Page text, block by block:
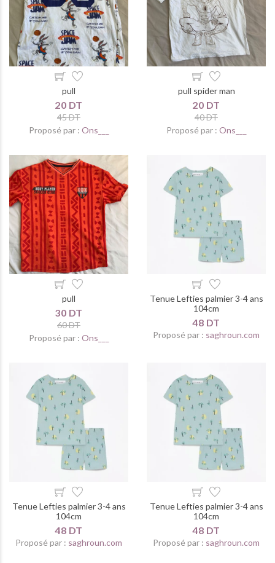
pull
20 DT
45 DT
Proposé par : Ons___
pull spider man
20 DT
40 DT
Proposé par : Ons___
pull
30 DT
60 DT
Proposé par : Ons___
Tenue Lefties palmier 3-4 ans
104cm
48 DT
Proposé par : saghroun.com
Tenue Lefties palmier 3-4 ans
104cm
48 DT
Proposé par : saghroun.com
Tenue Lefties palmier 3-4 ans
104cm
48 DT
Proposé par : saghroun.com